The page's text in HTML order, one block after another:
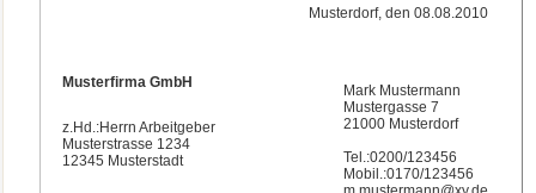
Musterdorf, den 08.08.2010
Musterfirma GmbH
z.Hd.:Herrn Arbeitgeber
Musterstrasse 1234
12345 Musterstadt
Mark Mustermann
Mustergasse 7
21000 Musterdorf
Tel.:0200/123456
Mobil.:0170/123456